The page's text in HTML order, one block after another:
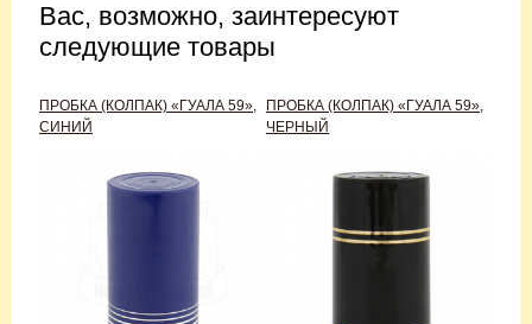
Вас, возможно, заинтересуют
следующие товары
ПРОБКА (КОЛПАК) «ГУАЛА 59»,
СИНИЙ
ПРОБКА (КОЛПАК) «ГУАЛА 59»,
ЧЕРНЫЙ